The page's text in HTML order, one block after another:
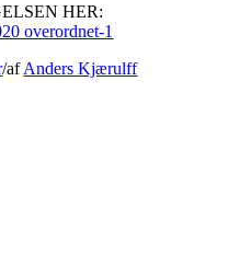
HER:
overordnet-1
/afAnders Kjærulff